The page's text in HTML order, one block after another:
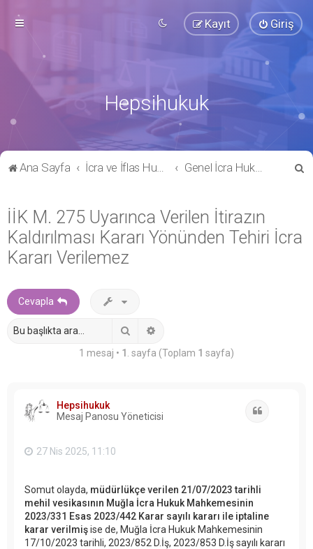
Giriş
Kayıt
Hepsihukuk
Ana Sayfa İcra ve İflas Hukuku Genel İcra Hukuku
İİK M. 275 Uyarınca Verilen İtirazın
Kaldırılması Kararı Yönünden Tehiri İcra
Kararı Verilemez
Cevapla
1 mesaj • 1 . sayfa (Toplam 1 sayfa)
Hepsihukuk
Mesaj Panosu Yöneticisi
27 Nis 2025, 11:10
Somut olayda, müdürlükçe verilen 21/07/2023 tarihli
mehil vesikasının Muğla İcra Hukuk Mahkemesinin
2023/331 Esas 2023/442 Karar sayılı kararı ile iptaline
karar verilmişise de, Muğla İcra Hukuk Mahkemesinin
17/10/2023 tarihli, 2023/852 D.İş, 2023/853 D.İş sayılı kararı